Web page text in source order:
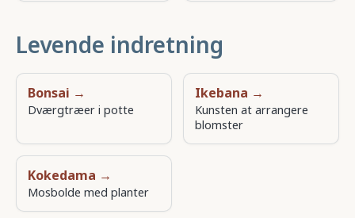
Levende indretning
Bonsai →
Dværgtræer i potte
Ikebana →
Kunsten at arrangere
blomster
Kokedama →
Mosbolde med planter